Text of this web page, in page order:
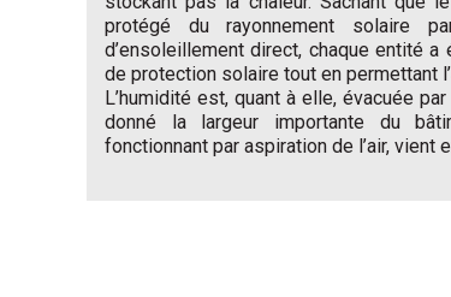
protégé du rayonnement solaire
d’ensoleillement direct, chaque entité
de protection solaire tout en permettant
L’humidité est, quant à elle, évacuée
donné la largeur importante du
fonctionnant par aspiration de l’air, vient